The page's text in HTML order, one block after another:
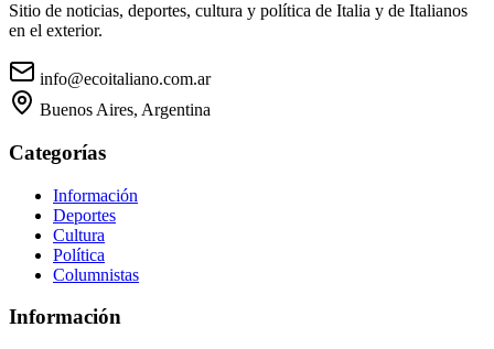
Sitio de noticias, deportes, cultura y política de Italia y de Italianos
en el exterior.
info@ecoitaliano.com.ar
Buenos Aires, Argentina
Categorías
Información
Deportes
Cultura
Política
Columnistas
Información